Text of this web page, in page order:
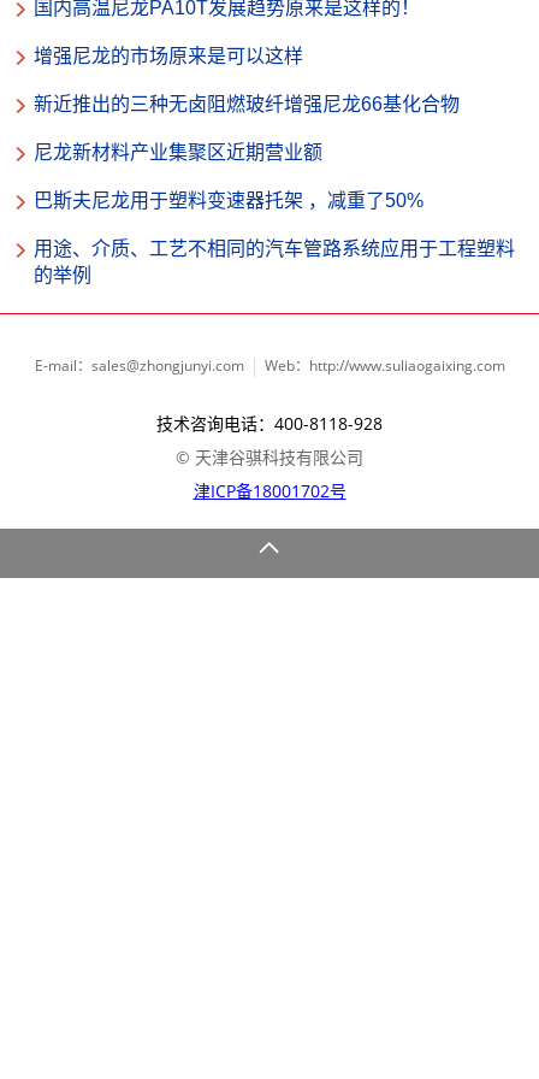
国内高温尼龙PA10T发展趋势原来是这样的！
增强尼龙的市场原来是可以这样
新近推出的三种无卤阻燃玻纤增强尼龙66基化合物
尼龙新材料产业集聚区近期营业额
巴斯夫尼龙用于塑料变速器托架 ，减重了50%
用途、介质、工艺不相同的汽车管路系统应用于工程塑料
的举例
E-mail：sales@zhongjunyi.com Web：http://www.suliaogaixing.com
技术咨询电话：400-8118-928
© 天津谷骐科技有限公司
津ICP备18001702号